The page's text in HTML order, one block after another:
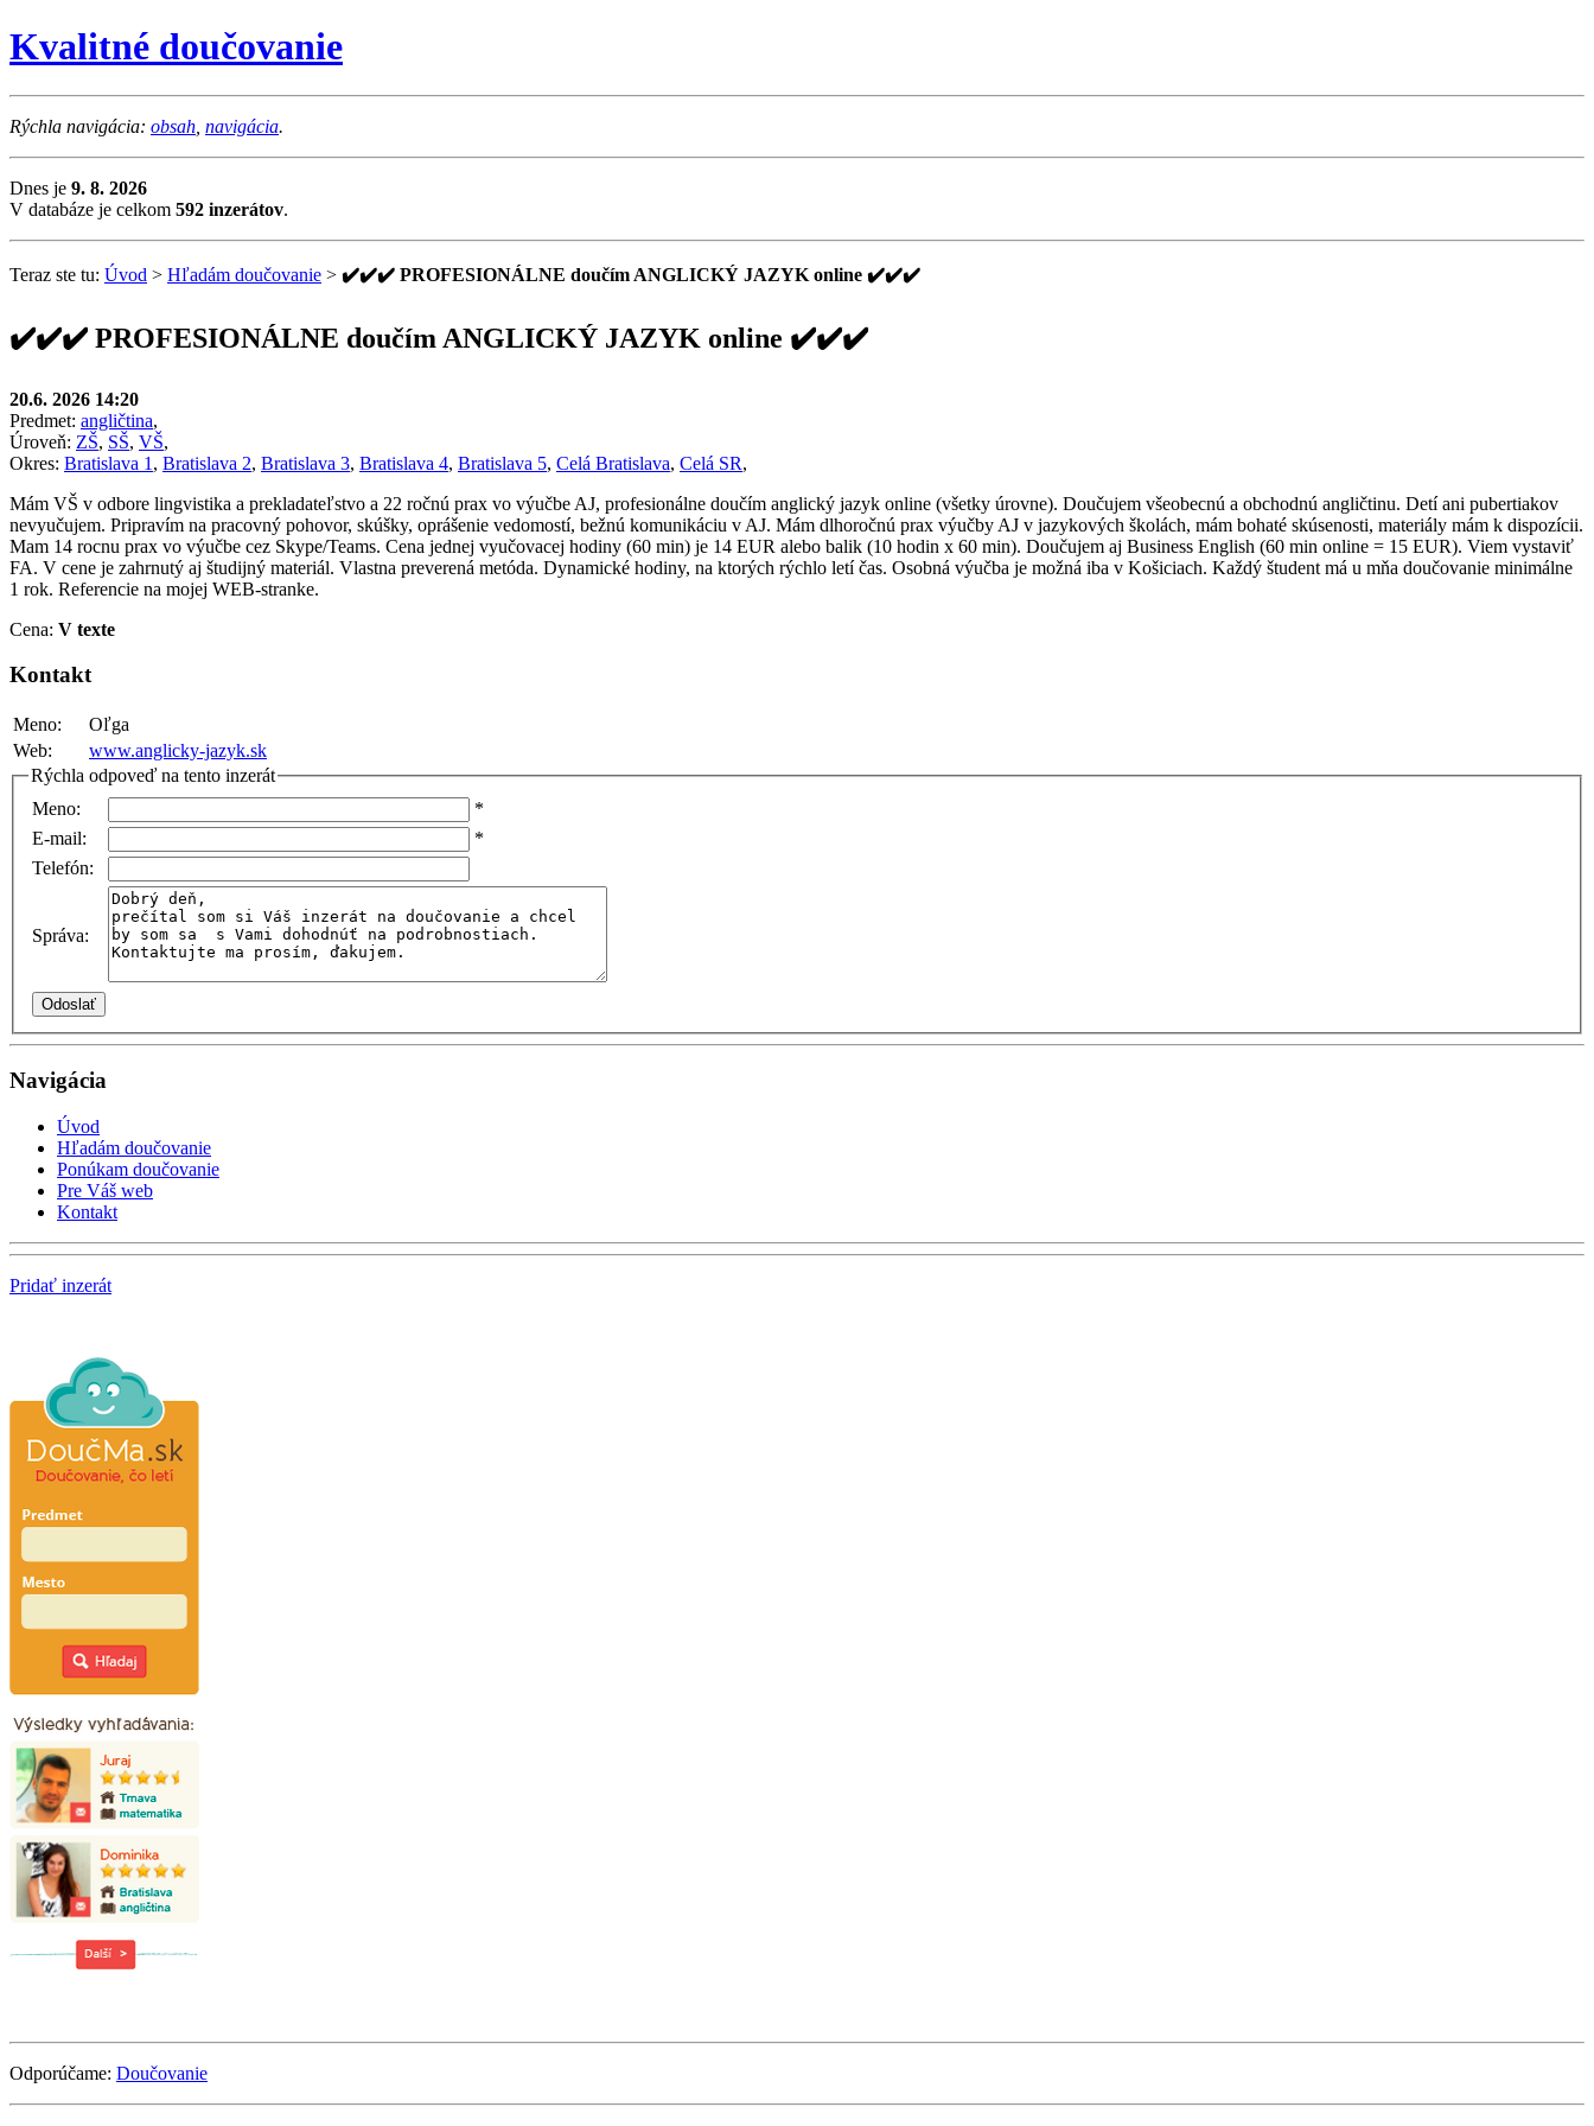
Kvalitné doučovanie
Rýchla navigácia: obsah navigácia.
Dnes je 9. 8. 2026
V databáze je celkom 592 inzerátov.
Teraz ste tu: Úvod > Hľadám doučovanie > ✔️✔️✔️ PROFESIONÁLNE doučím ANGLICKÝ JAZYK online ✔️✔️✔️
✔️✔️✔️ PROFESIONÁLNE doučím ANGLICKÝ JAZYK online ✔️✔️✔️
20.6. 2026 14:20
Predmet: angličtina,
Úroveň: ZŠ, SŠ, VŠ,
Okres: Bratislava 1 , Bratislava 2, Bratislava 3, Bratislava 4, Bratislava 5, Celá Bratislava, Celá SR,
Mám VŠ v odbore lingvistika a prekladateľstvo a 22 ročnú prax vo výučbe AJ, profesionálne doučím anglický jazyk online (všetky úrovne). Doučujem všeobecnú a obchodnú angličtinu. Detí ani pubertiakov
nevyučujem. Pripravím na pracovný pohovor, skúšky, oprášenie vedomostí, bežnú komunikáciu v AJ. Mám dlhoročnú prax výučby AJ v jazykových školách, mám bohaté skúsenosti, materiály mám k dispozícii.
Mam 14 rocnu prax vo výučbe cez Skype/Teams. Cena jednej vyučovacej hodiny (60 min) je 14 EUR alebo balik (10 hodin x 60 min). Doučujem aj Business English (60 min online = 15 EUR). Viem vystaviť
FA. V cene je zahrnutý aj študijný materiál. Vlastna preverená metóda. Dynamické hodiny, na ktorých rýchlo letí čas. Osobná výučba je možná iba v Košiciach. Každý študent má u mňa doučovanie minimálne
1 rok. Referencie na mojej WEB-stranke.
Cena: V texte
Kontakt
Meno:
Oľga
Web:
www.anglicky-jazyk.sk
Rýchla odpoveď na tento inzerát
Meno:
*
E-mail:
*
Telefón:
Správa:
Navigácia
Úvod
Hľadám doučovanie
Ponúkam doučovanie
Pre Váš web
Kontakt
Pridať inzerát
Odporúčame: Doučovanie